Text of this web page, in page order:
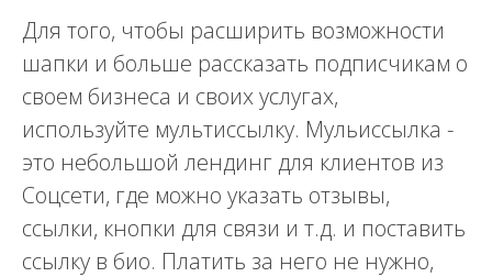
Для того, чтобы расширить возможности
шапки и больше рассказать подписчикам о
своем бизнеса и своих услугах,
используйте мультиссылку. Мульиссылка -
это небольшой лендинг для клиентов из
Соцсети, где можно указать отзывы,
ссылки, кнопки для связи и т.д. и поставить
ссылку в био. Платить за него не нужно,